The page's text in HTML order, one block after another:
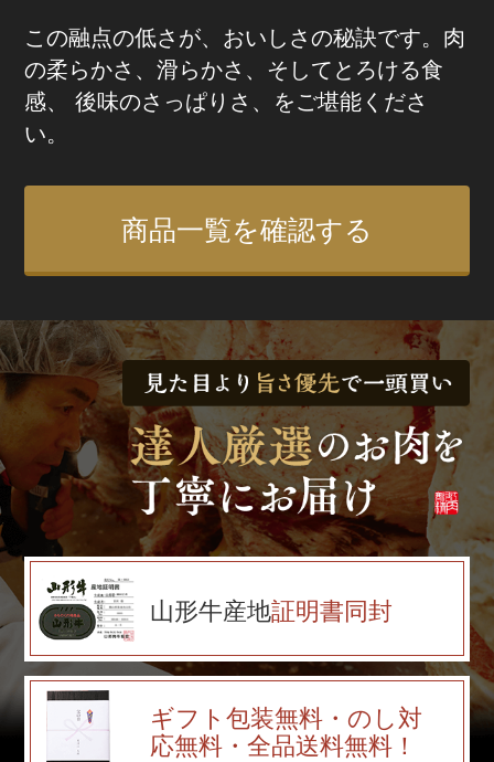
この融点の低さが、おいしさの秘訣です。肉
の柔らかさ、滑らかさ、そしてとろける食
感、 後味のさっぱりさ、をご堪能くださ
い。
商品一覧を確認する
山形牛産地証明書同封
ギフト包装無料・のし対
応無料・全品送料無料！